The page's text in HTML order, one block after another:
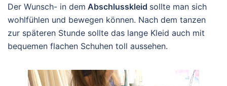
Der Wunsch- in dem Abschlusskleid sollte man sich
wohlfühlen und bewegen können. Nach dem tanzen
zur späteren Stunde sollte das lange Kleid auch mit
bequemen flachen Schuhen toll aussehen.